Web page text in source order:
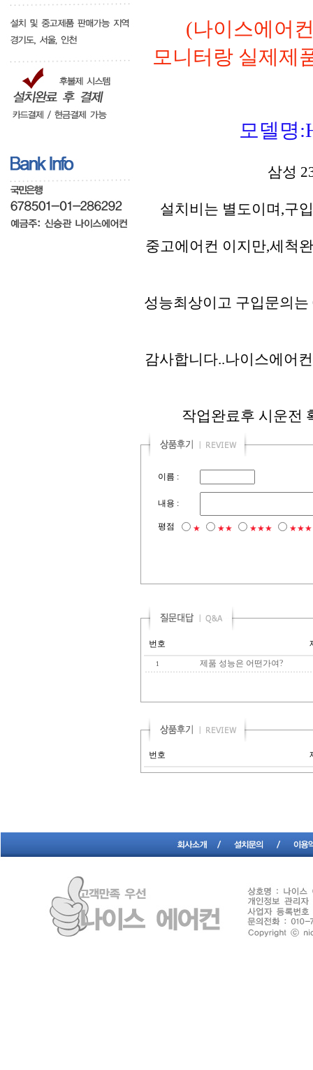
(나이스에어
모니터랑 실제제
모델명
삼성
설치비는 별도이며,구
중고에어컨 이지만,세척
성능최상이고 구입문의
감사합니다..나이스에어
작업완료후 시운전
이름 :
내용 :
평점 ★ ★★ ★★★
번호
1 제품 성능은 어떤가여?
번호